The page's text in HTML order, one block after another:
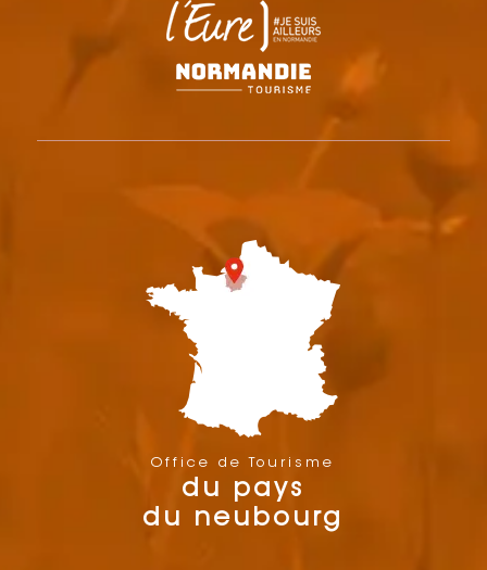
Office de Tourisme
du pays
du neubourg